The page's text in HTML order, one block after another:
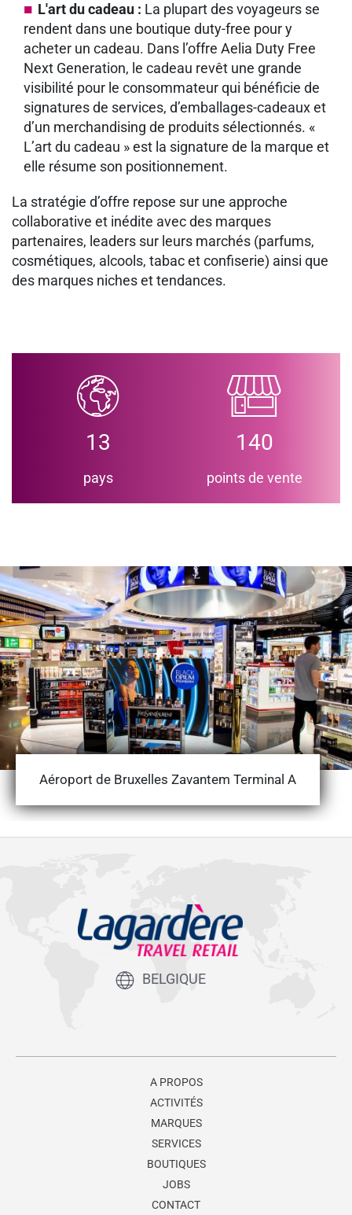
L'art du cadeau : La plupart des voyageurs se
rendent dans une boutique duty-free pour y
acheter un cadeau. Dans l’offre Aelia Duty Free
Next Generation, le cadeau revêt une grande
visibilité pour le consommateur qui bénéficie de
signatures de services, d’emballages-cadeaux et
d’un merchandising de produits sélectionnés. «
L’art du cadeau » est la signature de la marque et
elle résume son positionnement.
La stratégie d’offre repose sur une approche
collaborative et inédite avec des marques
partenaires, leaders sur leurs marchés (parfums,
cosmétiques, alcools, tabac et confiserie) ainsi que
des marques niches et tendances.
13
pays
140
points de vente
Aéroport de Bruxelles Zavantem Terminal A
BELGIQUE
A PROPOS
ACTIVITÉS
MARQUES
SERVICES
BOUTIQUES
JOBS
CONTACT